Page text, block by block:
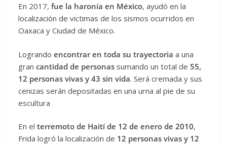
En 2017, fue la haronía en México, ayudó en la
localización de victimas de los sismos ocurridos en
Oaxaca y Ciudad de México.
Logrando encontrar en toda su trayectoria a una
gran cantidad de personas sumando un total de 55,
12 personas vivas y 43 sin vida. Será cremada y sus
cenizas serán depositadas en una urna al pie de su
escultura
En el terremoto de Haití de 12 de enero de 2010,
Frida logró la localización de 12 personas vivas y 12